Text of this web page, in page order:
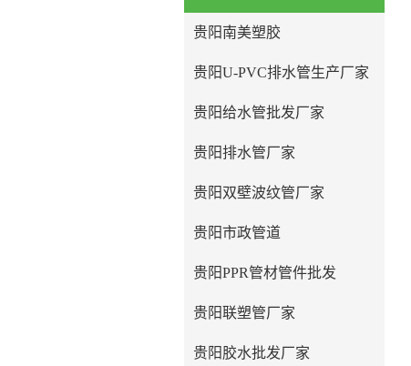
贵阳南美塑胶
贵阳U-PVC排水管生产厂家
贵阳给水管批发厂家
贵阳排水管厂家
贵阳双壁波纹管厂家
贵阳市政管道
贵阳PPR管材管件批发
贵阳联塑管厂家
贵阳胶水批发厂家